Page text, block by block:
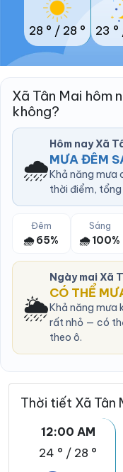
28 ° / 28 ° 23 °
Xã Tân Mai hôm
không?
🌧️
Hôm nay Xã
MƯA ĐÊM
Khả năng mưa
thời điểm, tổng
Đêm
🌧️ 65%
Sáng
🌧️ 100%
🌦️
Ngày mai Xã
CÓ THỂ
Khả năng mưa
rất nhỏ — có
theo ô.
Thời tiết Xã Tân
12:00 AM
24 ° / 28 °